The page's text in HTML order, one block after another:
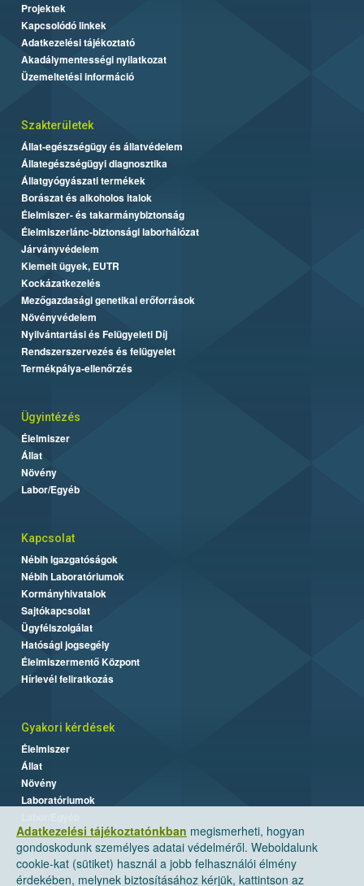
Adatkezelési tájékoztatónkban megismerheti, hogyan
gondoskodunk személyes adatai védelméről. Weboldalunk
cookie-kat (sütiket) használ a jobb felhasználói élmény
érdekében, melynek biztosításához kérjük, kattintson az
Projektek
Kapcsolódó linkek
Adatkezelési tájékoztató
Akadálymentességi nyilatkozat
Üzemeltetési információ
Szakterületek
Állat-egészségügy és állatvédelem
Állategészségügyi diagnosztika
Állatgyógyászati termékek
Borászat és alkoholos italok
Élelmiszer- és takarmánybiztonság
Élelmiszerlánc-biztonsági laborhálózat
Járványvédelem
Kiemelt ügyek, EUTR
Kockázatkezelés
Mezőgazdasági genetikai erőforrások
Növényvédelem
Nyilvántartási és Felügyeleti Díj
Rendszerszervezés és felügyelet
Termékpálya-ellenőrzés
Ügyintézés
Élelmiszer
Állat
Növény
Labor/Egyéb
Kapcsolat
Nébih Igazgatóságok
Nébih Laboratóriumok
Kormányhivatalok
Sajtókapcsolat
Ügyfélszolgálat
Hatósági jogsegély
Élelmiszermentő Központ
Hírlevél feliratkozás
Gyakori kérdések
Élelmiszer
Állat
Növény
Laboratóriumok